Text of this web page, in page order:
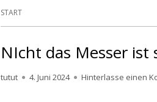
Primäres
START
NIcht das Messer ist
Autor
tutut
Veröffentlicht
4. Juni 2024 Hinterlasse einen